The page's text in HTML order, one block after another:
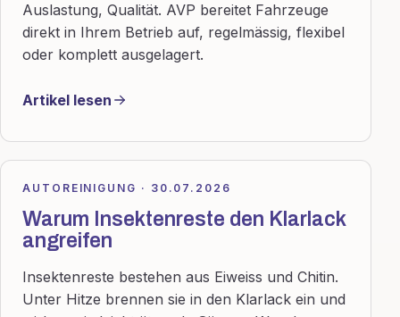
Auslastung, Qualität. AVP bereitet Fahrzeuge
direkt in Ihrem Betrieb auf, regelmässig, flexibel
oder komplett ausgelagert.
Artikel lesen
AUTOREINIGUNG · 30.07.2026
Warum Insektenreste den Klarlack
angreifen
Insektenreste bestehen aus Eiweiss und Chitin.
Unter Hitze brennen sie in den Klarlack ein und